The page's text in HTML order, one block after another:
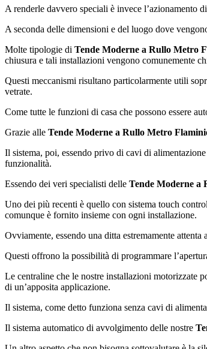
A renderle davvero speciali è invece l’azionamento
A seconda delle dimensioni e del luogo dove
Molte tipologie di Tende Moderne a Rullo Metro
chiusura e tali installazioni vengono comunemente
Questi meccanismi risultano particolarmente utili
vetrate.
Come tutte le funzioni di casa che possono essere
Grazie alle Tende Moderne a Rullo Metro
Il sistema, poi, essendo privo di cavi di
funzionalità.
Essendo dei veri specialisti delle Tende Moderne a
Uno dei più recenti è quello con sistema touch
comunque è fornito insieme con ogni installazione.
Ovviamente, essendo una ditta estremamente
Questi offrono la possibilità di programmare
Le centraline che le nostre installazioni motorizzate
di un’apposita applicazione.
Il sistema, come detto funziona senza cavi di
Il sistema automatico di avvolgimento delle nostre